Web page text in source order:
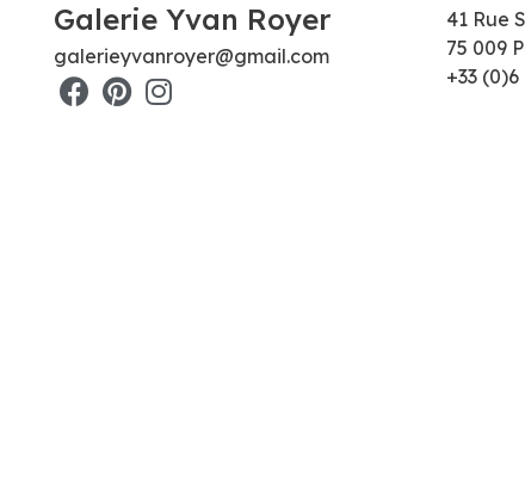
Galerie Yvan Royer
galerieyvanroyer@gmail.com
41 Rue
75 009
+33 (0)6